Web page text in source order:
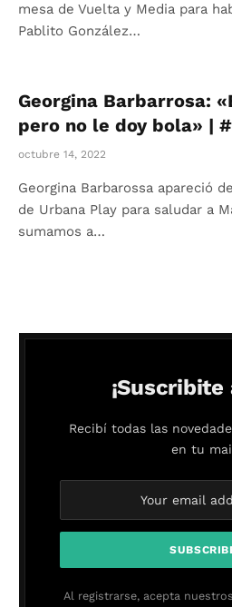
mesa de Vuelta y Media para
Pablito González…
Georgina Barbarrosa:
pero no le doy bola» |
octubre 14, 2022
Georgina Barbarossa apareció
de Urbana Play para saludar a
sumamos a…
¡Suscribite
Recibí todas las
en tu
Al registrarse, acepta